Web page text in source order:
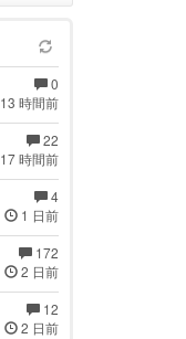
0
13 時間前
22
17 時間前
4
1 日前
172
2 日前
12
2 日前